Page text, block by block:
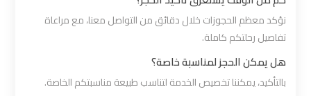
نؤكد معظم الحجوزات خلال دقائق من التواصل معنا، مع مراعاة
تفاصيل رحلتكم كاملة.
هل يمكن الحجز لمناسبة خاصة؟
بالتأكيد، يمكننا تخصيص الخدمة لتناسب طبيعة مناسبتكم الخاصة.
القاهرة
ليموزين
السخنة